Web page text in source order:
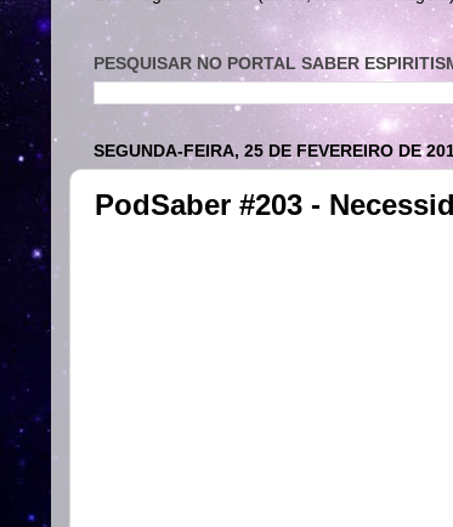
PESQUISAR NO PORTAL SABER
SEGUNDA-FEIRA, 25 DE FEVEREIRO DE
PodSaber #203 -